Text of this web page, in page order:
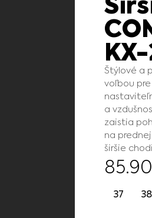
Štýlové a
voľbou
a
zaistia
na
širšie
37 38